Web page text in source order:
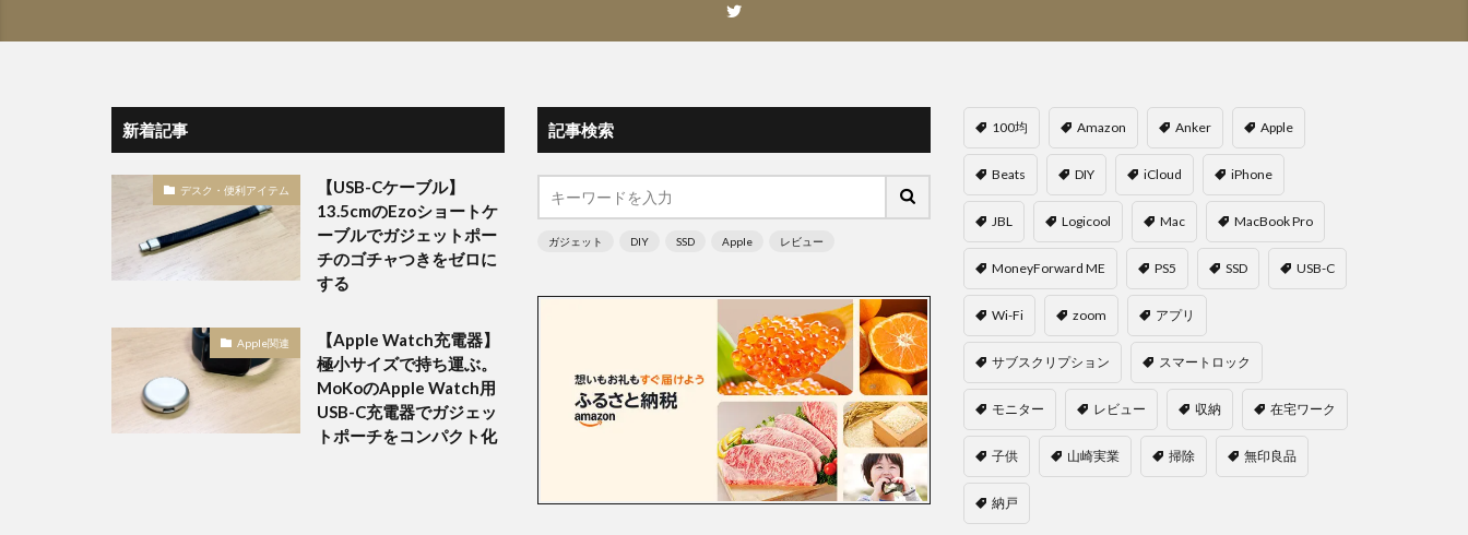
新着記事
デスク・便利アイテム
【USB-Cケーブル】
13.5cmのEzoショートケ
ーブルでガジェットポー
チのゴチャつきをゼロに
する
Apple関連
【Apple Watch充電器】
極小サイズで持ち運ぶ。
MoKoのApple Watch用
USB-C充電器でガジェッ
トポーチをコンパクト化
記事検索
ガジェット DIY SSD Apple レビュー
100均 Amazon Anker Apple
Beats DIY iCloud iPhone
JBL Logicool Mac MacBook Pro
MoneyForward ME PS5 SSD USB-C
Wi-Fi zoom アプリ
サブスクリプション スマートロック
モニター レビュー 収納 在宅ワーク
子供 山崎実業 掃除 無印良品
納戸